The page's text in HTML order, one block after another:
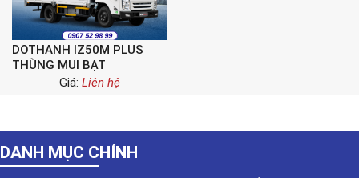
DOTHANH IZ50M PLUS
THÙNG MUI BẠT
Giá: Liên hệ
DANH MỤC CHÍNH